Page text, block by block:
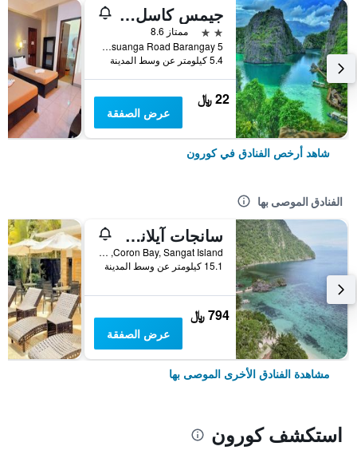
جيمس كاسل إن
2 نجمتين
ممتاز 8.6
Coron Busuanga Road Barangay 5, كورون, الفلبين
5.4 كيلومتر عن وسط المدينة
22 ﷼
عرض الصفقة
شاهد أرخص الفنادق في كورون
الفنادق الموصى بها
سانجات آيلاند دايف ريزورت
Coron Bay, Sangat Island, كورون, الفلبين
15.1 كيلومتر عن وسط المدينة
794 ﷼
عرض الصفقة
مشاهدة الفنادق الأخرى الموصى بها
استكشف كورون